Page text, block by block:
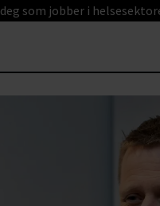
som jobber i